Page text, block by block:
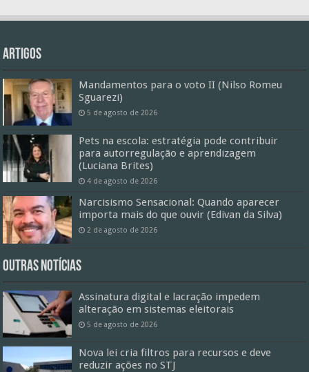
Artigos
Mandamentos para o voto II (Nilso Romeu
Sguarezi)
5 de agosto de 2026
Pets na escola: estratégia pode contribuir
para autorregulação e aprendizagem
(Luciana Brites)
4 de agosto de 2026
Narcisismo Sensacional: Quando aparecer
importa mais do que ouvir (Edivan da Silva)
2 de agosto de 2026
Outras Notícias
Assinatura digital e lacração impedem
alteração em sistemas eleitorais
5 de agosto de 2026
Nova lei cria filtros para recursos e deve
reduzir ações no STJ